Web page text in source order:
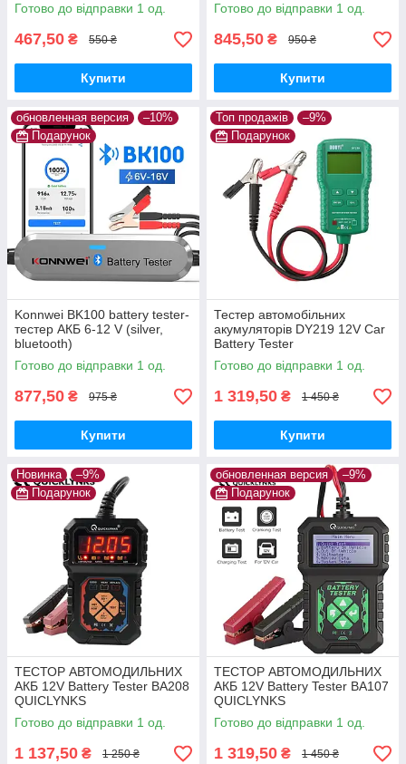
Готово до відправки 1 од.
467,50 ₴ 550 ₴
Купити
Готово до відправки 1 од.
845,50 ₴ 950 ₴
Купити
обновленная версия
–10%
Подарунок
Konnwei BK100 battery tester-
тестер АКБ 6-12 V (silver,
bluetooth)
Готово до відправки 1 од.
877,50 ₴ 975 ₴
Купити
Топ продажів
–9%
Подарунок
Тестер автомобільних
акумуляторів DY219 12V Car
Battery Tester
Готово до відправки 1 од.
1 319,50 ₴ 1 450 ₴
Купити
Новинка
–9%
Подарунок
ТЕСТОР АВТОМОДИЛЬНИХ
АКБ 12V Battery Tester BA208
QUICLYNKS
Готово до відправки 1 од.
1 137,50 ₴ 1 250 ₴
обновленная версия
–9%
Подарунок
ТЕСТОР АВТОМОДИЛЬНИХ
АКБ 12V Battery Tester BA107
QUICLYNKS
Готово до відправки 1 од.
1 319,50 ₴ 1 450 ₴